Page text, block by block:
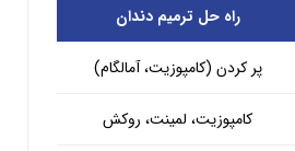
راه حل ترمیم دندان
پر کردن (کامپوزیت، آمالگام)
کامپوزیت، لمینت، روکش